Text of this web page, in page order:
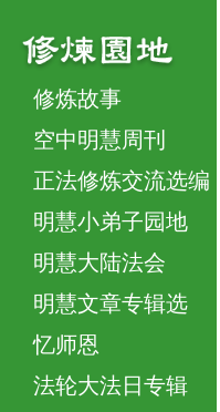
修炼故事
空中明慧周刊
正法修炼交流选编
明慧小弟子园地
明慧大陆法会
明慧文章专辑选
忆师恩
法轮大法日专辑